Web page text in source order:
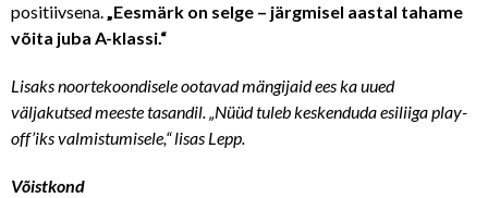
positiivsena.„Eesmärk on selge – järgmisel aastal tahame
võita juba A-klassi.“
Lisaks noortekoondisele ootavad mängijaid ees ka uued
väljakutsed meeste tasandil. „Nüüd tuleb keskenduda esiliiga play-
off’iks valmistumisele,“ lisas Lepp.
Võistkond